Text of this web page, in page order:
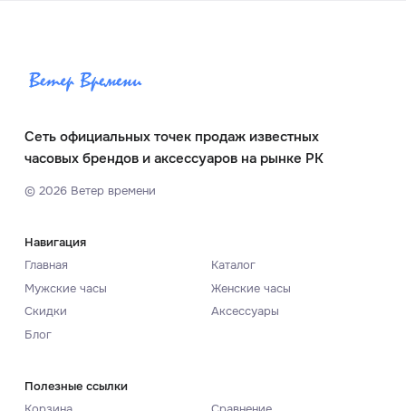
Сеть официальных точек продаж известных
часовых брендов и аксессуаров на рынке РК
© 2026Ветер времени
Навигация
Главная
Каталог
Мужские часы
Женские часы
Скидки
Аксессуары
Блог
Полезные ссылки